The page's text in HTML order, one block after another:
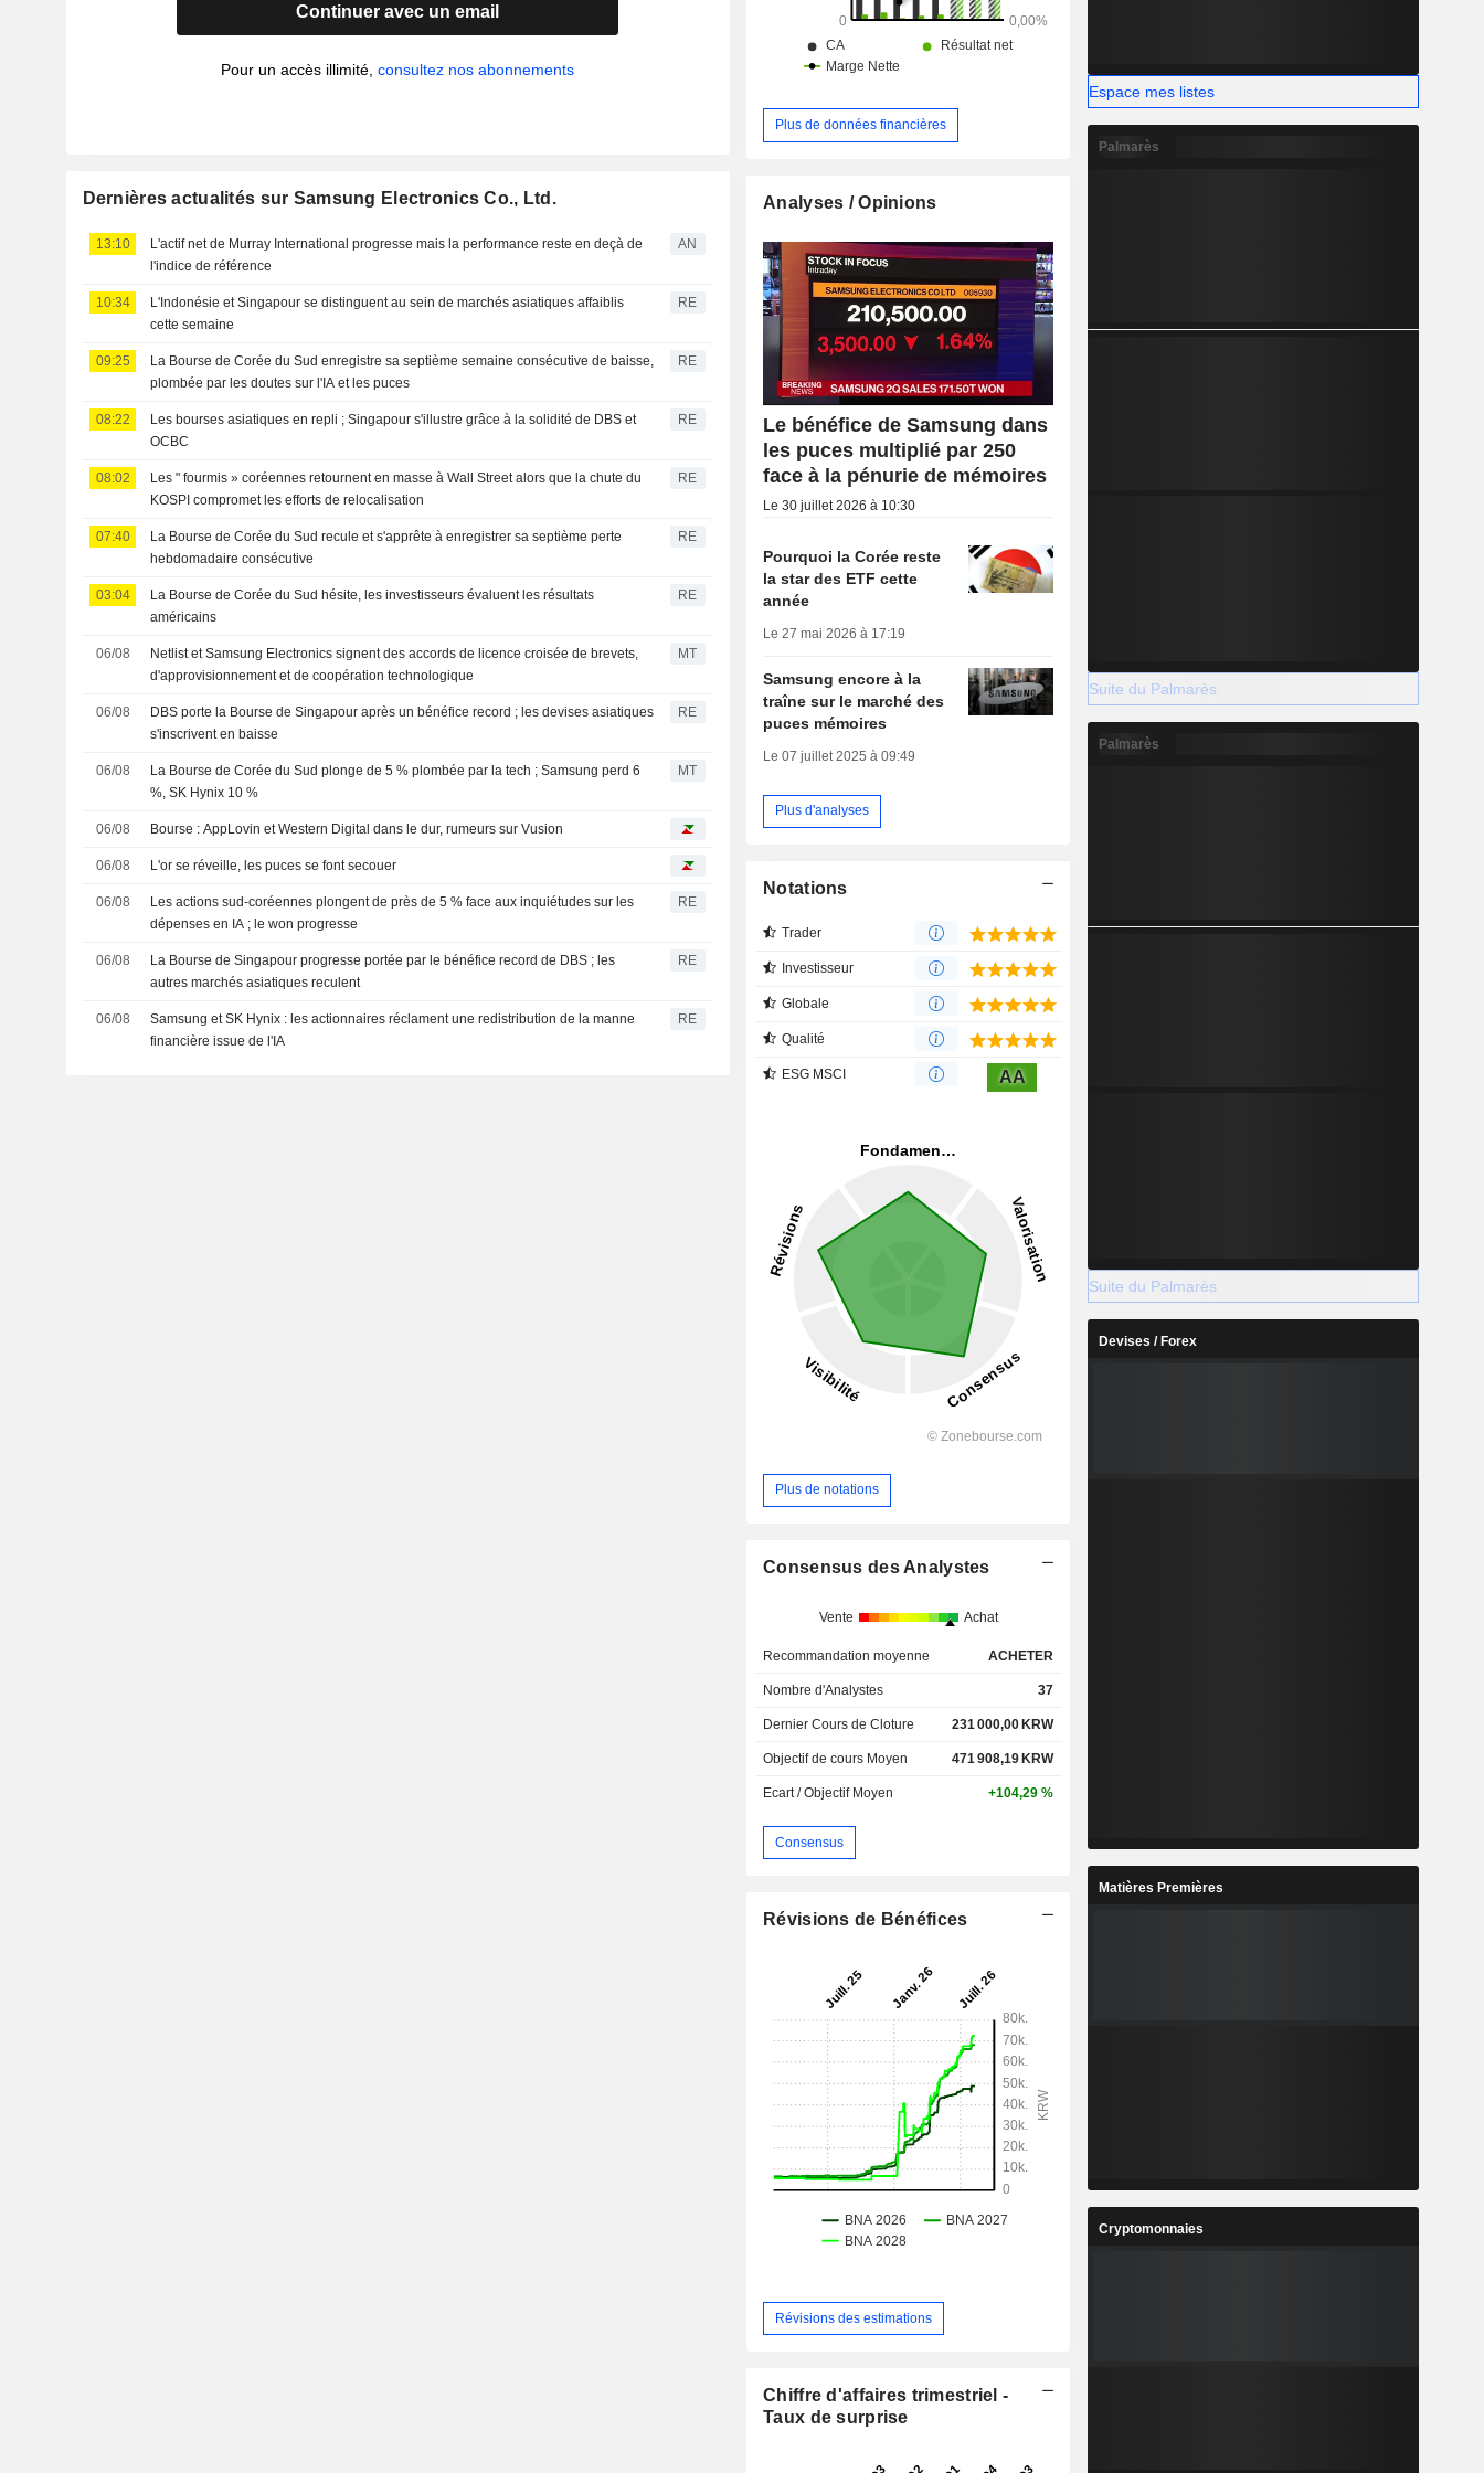
Continuer avec un email
Pour un accès illimité,consultez nos abonnements
Dernières actualités sur Samsung Electronics Co., Ltd.
13:10
L'actif net de Murray International progresse mais la performance reste en deçà de
l'indice de référence
AN
10:34
L'Indonésie et Singapour se distinguent au sein de marchés asiatiques affaiblis
cette semaine
RE
09:25
La Bourse de Corée du Sud enregistre sa septième semaine consécutive de baisse,
plombée par les doutes sur l'IA et les puces
RE
08:22
Les bourses asiatiques en repli ; Singapour s'illustre grâce à la solidité de DBS et
OCBC
RE
08:02
Les " fourmis » coréennes retournent en masse à Wall Street alors que la chute du
KOSPI compromet les efforts de relocalisation
RE
07:40
La Bourse de Corée du Sud recule et s'apprête à enregistrer sa septième perte
hebdomadaire consécutive
RE
03:04
La Bourse de Corée du Sud hésite, les investisseurs évaluent les résultats
américains
RE
06/08
Netlist et Samsung Electronics signent des accords de licence croisée de brevets,
d'approvisionnement et de coopération technologique
MT
06/08
DBS porte la Bourse de Singapour après un bénéfice record ; les devises asiatiques
s'inscrivent en baisse
RE
06/08
La Bourse de Corée du Sud plonge de 5 % plombée par la tech ; Samsung perd 6
%, SK Hynix 10 %
MT
06/08 Bourse : AppLovin et Western Digital dans le dur, rumeurs sur Vusion
06/08 L'or se réveille, les puces se font secouer
06/08
Les actions sud-coréennes plongent de près de 5 % face aux inquiétudes sur les
dépenses en IA ; le won progresse
RE
06/08
La Bourse de Singapour progresse portée par le bénéfice record de DBS ; les
autres marchés asiatiques reculent
RE
06/08
Samsung et SK Hynix : les actionnaires réclament une redistribution de la manne
financière issue de l'IA
RE
Plus de données financières
Analyses / Opinions
Le bénéfice de Samsung dans
les puces multiplié par 250
face à la pénurie de mémoires
Le 30 juillet 2026 à 10:30
Pourquoi la Corée reste
la star des ETF cette
année
Le 27 mai 2026 à 17:19
Samsung encore à la
traîne sur le marché des
puces mémoires
Le 07 juillet 2025 à 09:49
Plus d'analyses
Notations
Trader
Investisseur
Globale
Qualité
ESG MSCI AA
Plus de notations
Consensus des Analystes
Vente Achat
Recommandation moyenne ACHETER
Nombre d'Analystes 37
Dernier Cours de Cloture 231 000,00 KRW
Objectif de cours Moyen 471 908,19 KRW
Ecart / Objectif Moyen +104,29 %
Consensus
Révisions de Bénéfices
Révisions des estimations
Chiffre d'affaires trimestriel -
Taux de surprise
Espace mes listes
Palmarès
Suite du Palmarès
Palmarès
Suite du Palmarès
Devises / Forex
Matières Premières
Cryptomonnaies